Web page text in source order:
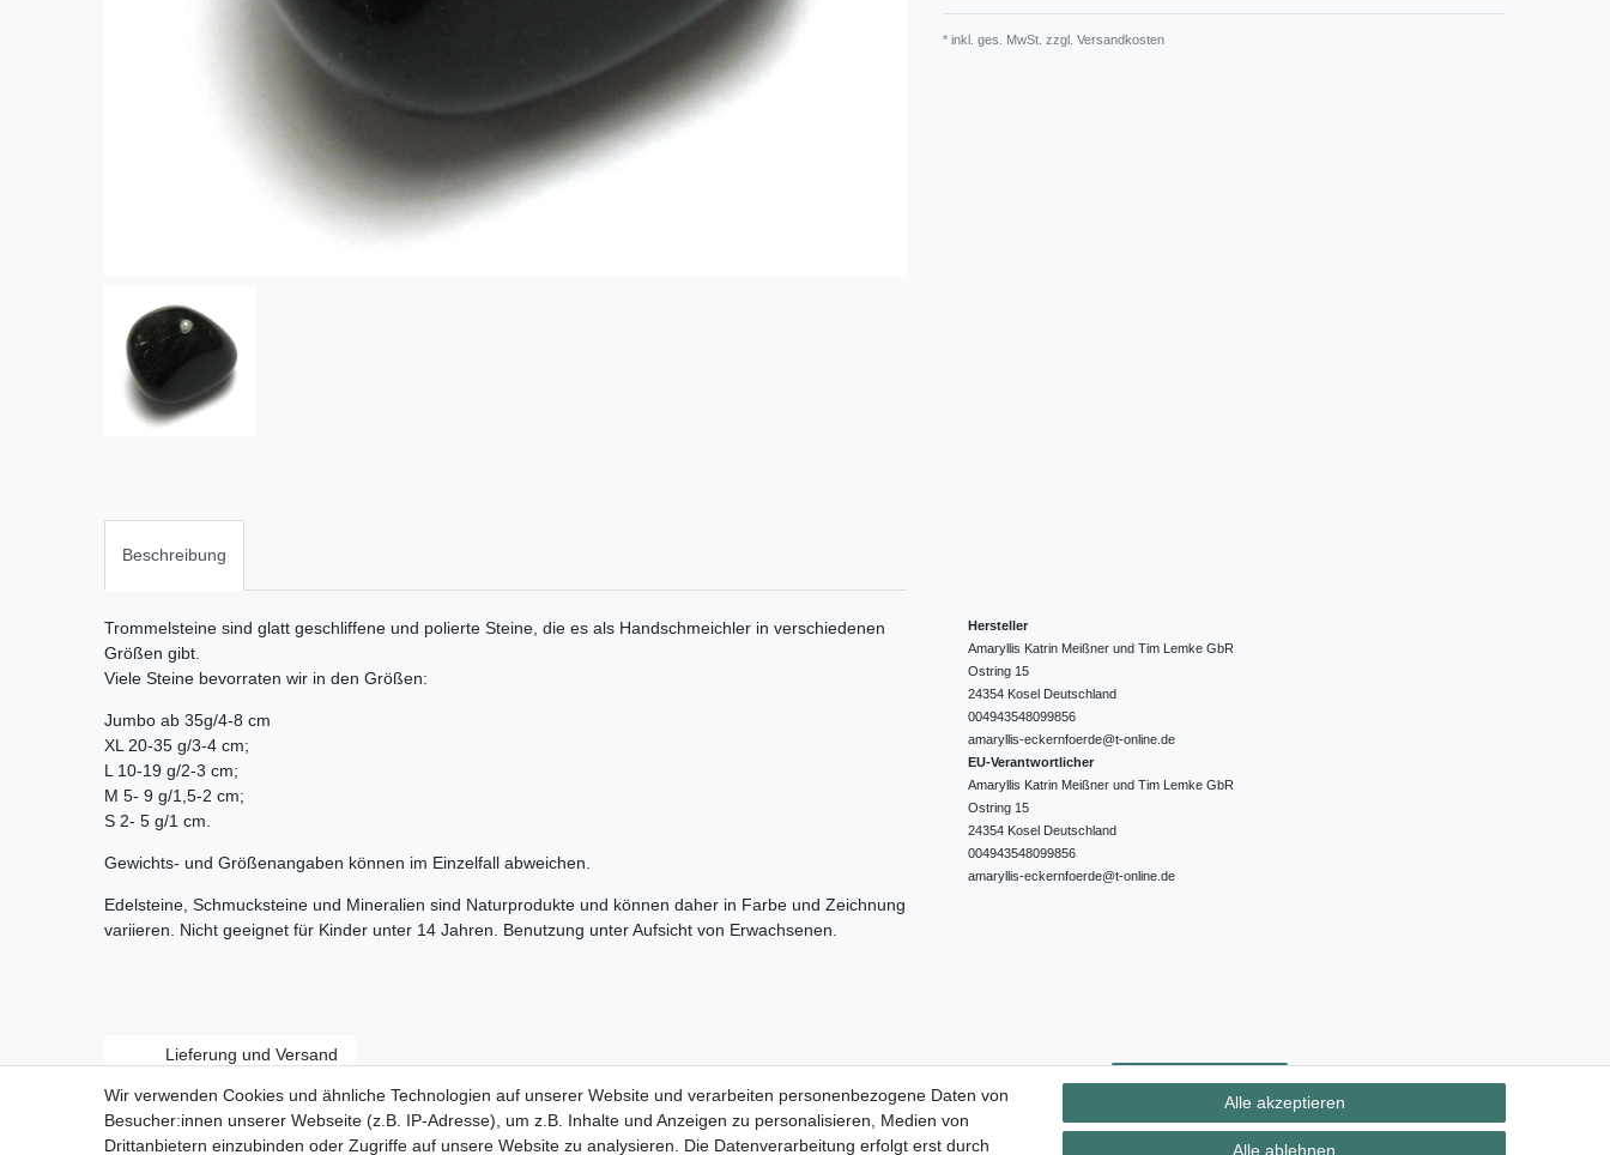
* inkl. ges. MwSt. zzgl. Versandkosten
Beschreibung
Trommelsteine sind glatt geschliffene und polierte Steine, die es als Handschmeichler in verschiedenen
Größen gibt.
Viele Steine bevorraten wir in den Größen:
Jumbo ab 35g/4-8 cm
XL 20-35 g/3-4 cm;
L 10-19 g/2-3 cm;
M 5- 9 g/1,5-2 cm;
S 2- 5 g/1 cm.
Gewichts- und Größenangaben können im Einzelfall abweichen.
Edelsteine, Schmucksteine und Mineralien sind Naturprodukte und können daher in Farbe und Zeichnung
variieren. Nicht geeignet für Kinder unter 14 Jahren. Benutzung unter Aufsicht von Erwachsenen.
Hersteller
Amaryllis Katrin Meißner und Tim Lemke GbR
Ostring 15
24354 Kosel Deutschland
004943548099856
amaryllis-eckernfoerde@t-online.de
EU-Verantwortlicher
Amaryllis Katrin Meißner und Tim Lemke GbR
Ostring 15
24354 Kosel Deutschland
004943548099856
amaryllis-eckernfoerde@t-online.de
Lieferung und Versand
Widerrufs­recht Vertrag widerrufen Kontakt
Wir verwenden Cookies und ähnliche Technologien auf unserer Website und verarbeiten personenbezogene Daten von
Besucher:innen unserer Webseite (z.B. IP-Adresse), um z.B. Inhalte und Anzeigen zu personalisieren, Medien von
Drittanbietern einzubinden oder Zugriffe auf unsere Website zu analysieren. Die Datenverarbeitung erfolgt erst durch
Alle akzeptieren
Alle ablehnen